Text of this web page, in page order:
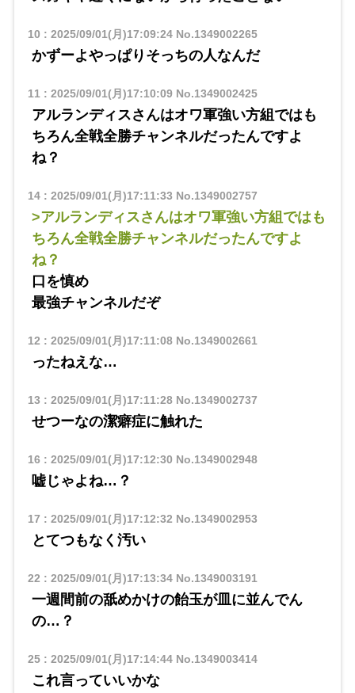
10 : 2025/09/01(月)17:09:24No.1349002265
かずーよやっぱりそっちの人なんだ
11: 2025/09/01(月)17:10:09No.1349002425
アルランディスさんはオワ軍強い方組ではも
ちろん全戦全勝チャンネルだったんですよ
ね？
14: 2025/09/01(月)17:11:33 No.1349002757
>アルランディスさんはオワ軍強い方組ではも
ちろん全戦全勝チャンネルだったんですよ
ね？
口を慎め
最強チャンネルだぞ
12 : 2025/09/01(月)17:11:08No.1349002661
ったねえな…
13 : 2025/09/01(月)17:11:28No.1349002737
せつーなの潔癖症に触れた
16 : 2025/09/01(月)17:12:30 No.1349002948
嘘じゃよね…？
17 : 2025/09/01(月)17:12:32 No.1349002953
とてつもなく汚い
22 : 2025/09/01(月)17:13:34No.1349003191
一週間前の舐めかけの飴玉が皿に並んでん
の…？
25: 2025/09/01(月)17:14:44No.1349003414
これ言っていいかな